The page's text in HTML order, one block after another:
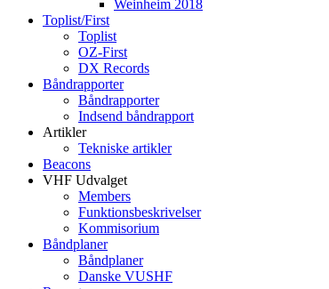
Weinheim 2018
Toplist/First
Toplist
OZ-First
DX Records
Båndrapporter
Båndrapporter
Indsend båndrapport
Artikler
Tekniske artikler
Beacons
VHF Udvalget
Members
Funktionsbeskrivelser
Kommisorium
Båndplaner
Båndplaner
Danske VUSHF